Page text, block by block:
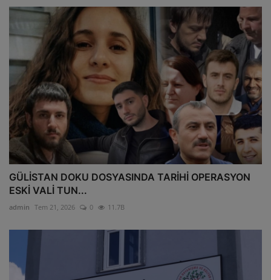
GÜLİSTAN DOKU DOSYASINDA TARİHİ OPERASYON
ESKİ VALİ TUN...
admin Tem 21, 2026 0 11.7B